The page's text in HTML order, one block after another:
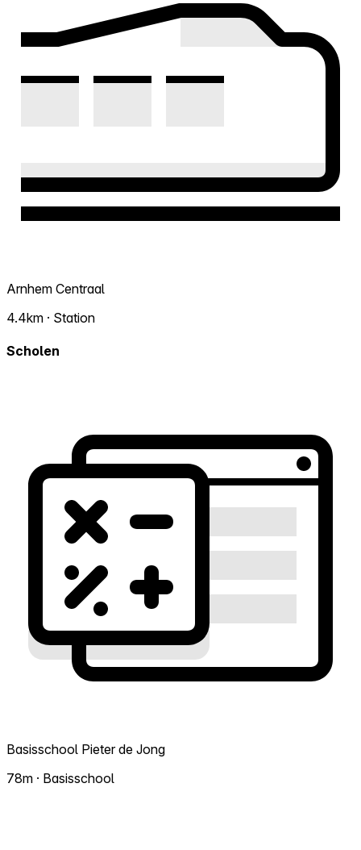
Arnhem Centraal
4.4km · Station
Scholen
Basisschool Pieter de Jong
78m · Basisschool